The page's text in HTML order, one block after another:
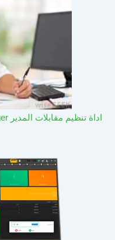
اداة تنظيم مقابلات المدير Interview Manager